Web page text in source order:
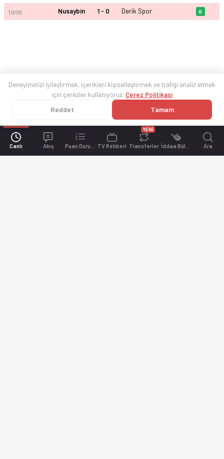
Canlı Akış TV Rehberi Transferler
YENİ
Ara
10/05 Nusaybin 1 - 0 Derik Spor G
Deneyiminizi iyileştirmek, içerikleri kişiselleştirmek ve trafiği analiz etmek
için çerezler kullanıyoruz. Çerez Politikası
Reddet Tamam